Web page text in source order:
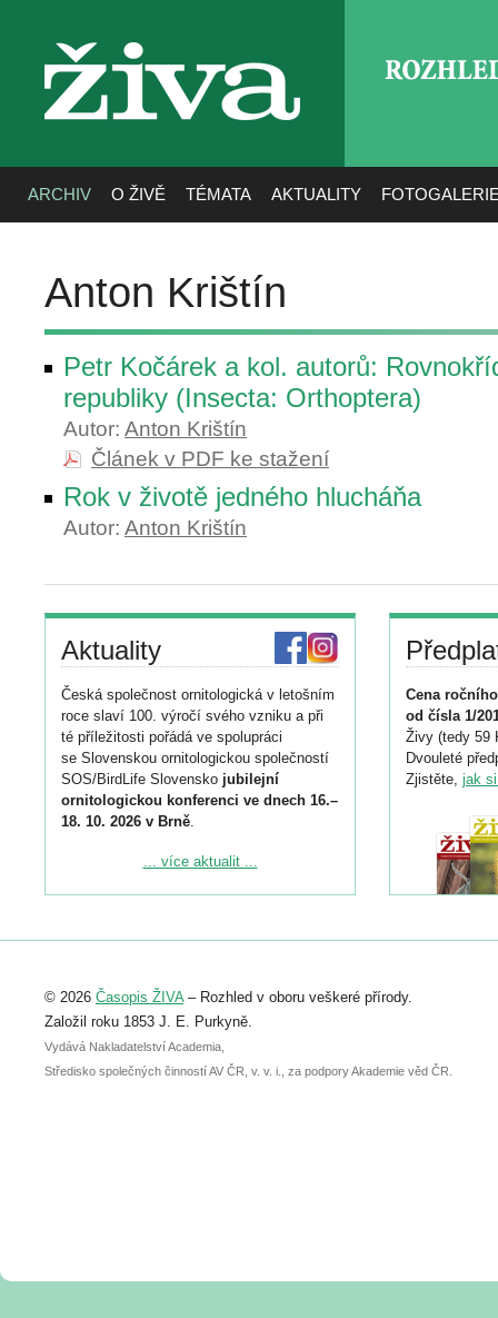
živa
ARCHIV O ŽIVĚ TÉMATA AKTUALITY
Anton Krištín
Petr Kočárek a kol. autorů:
republiky (Insecta: Orthoptera)
Autor: Anton Krištín
Článek v PDF ke stažení
Rok v životě jedného hlucháňa
Autor: Anton Krištín
Aktuality
Česká společnost ornitologická v letošním
roce slaví 100. výročí svého vzniku a při
té příležitosti pořádá ve spolupráci
se Slovenskou ornitologickou společností
SOS/BirdLife Slovensko jubilejní
ornitologickou konferenci ve dnech 16.–
18. 10. 2026 v Brně.
Podrobnější informace ke konferenci
Registrovat se můžete do 6. září.
abstraktu přihlášené přednášky nebo
posteru je už 30. června.
... více aktualit ...
Cena
od čísla 1/
Živy (tedy 59
Dvouleté
Zjistěte, jak
© 2026 Časopis ŽIVA– Rozhled v oboru veškeré přírody.
Založil roku 1853 J. E. Purkyně.
Vydává Nakladatelství Academia,
Středisko společných činností AV ČR, v. v. i., za podpory Akademie věd ČR.